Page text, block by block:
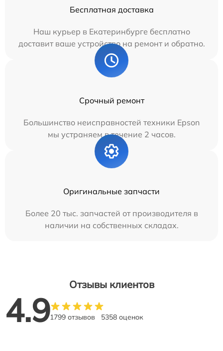
Бесплатная доставка
Наш курьер в Екатеринбурге бесплатно
доставит ваше устройство на ремонт и обратно.
Срочный ремонт
Большинство неисправностей техники Epson
мы устраняем в течение 2 часов.
Оригинальные запчасти
Более 20 тыс. запчастей от производителя в
наличии на собственных складах.
Отзывы клиентов
4.91799 отзывов 5358 оценок